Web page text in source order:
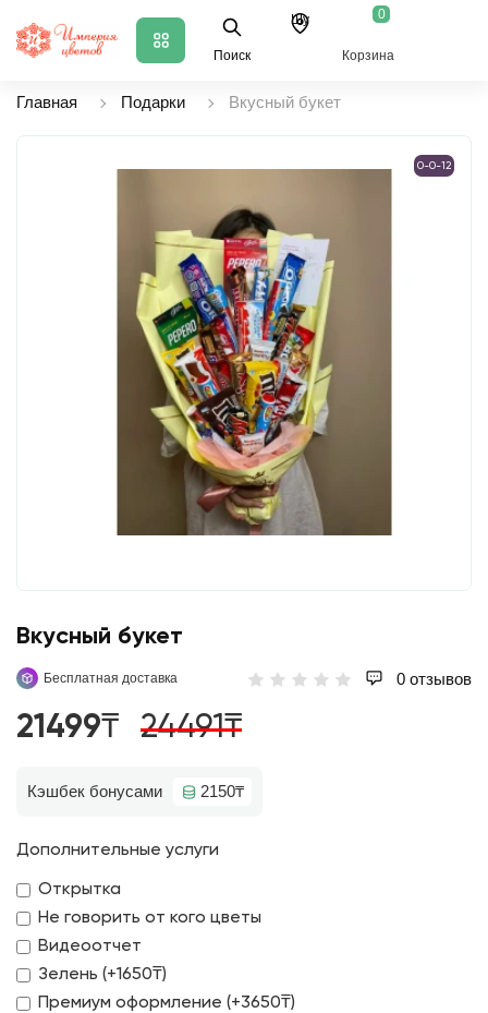
Поиск
Шу 0
Корзина
Главная Подарки Вкусный букет
0-0-12
Вкусный букет
Бесплатная доставка 0 отзывов
21499₸ 24491₸
Кэшбек бонусами 2150₸
Дополнительные услуги
Открытка
Не говорить от кого цветы
Видеоотчет
Зелень (+1650₸)
Премиум оформление (+3650₸)